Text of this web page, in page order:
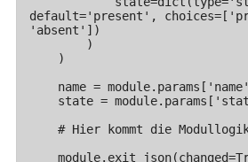
default='present',
'absent'])